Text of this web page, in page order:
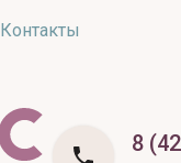
Контакты
8